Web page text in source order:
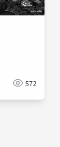
572